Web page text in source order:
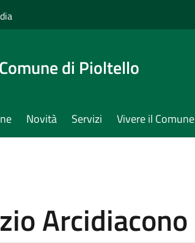
Comune di Pioltello
Novità Servizi Vivere il Comune
Arcidiacono